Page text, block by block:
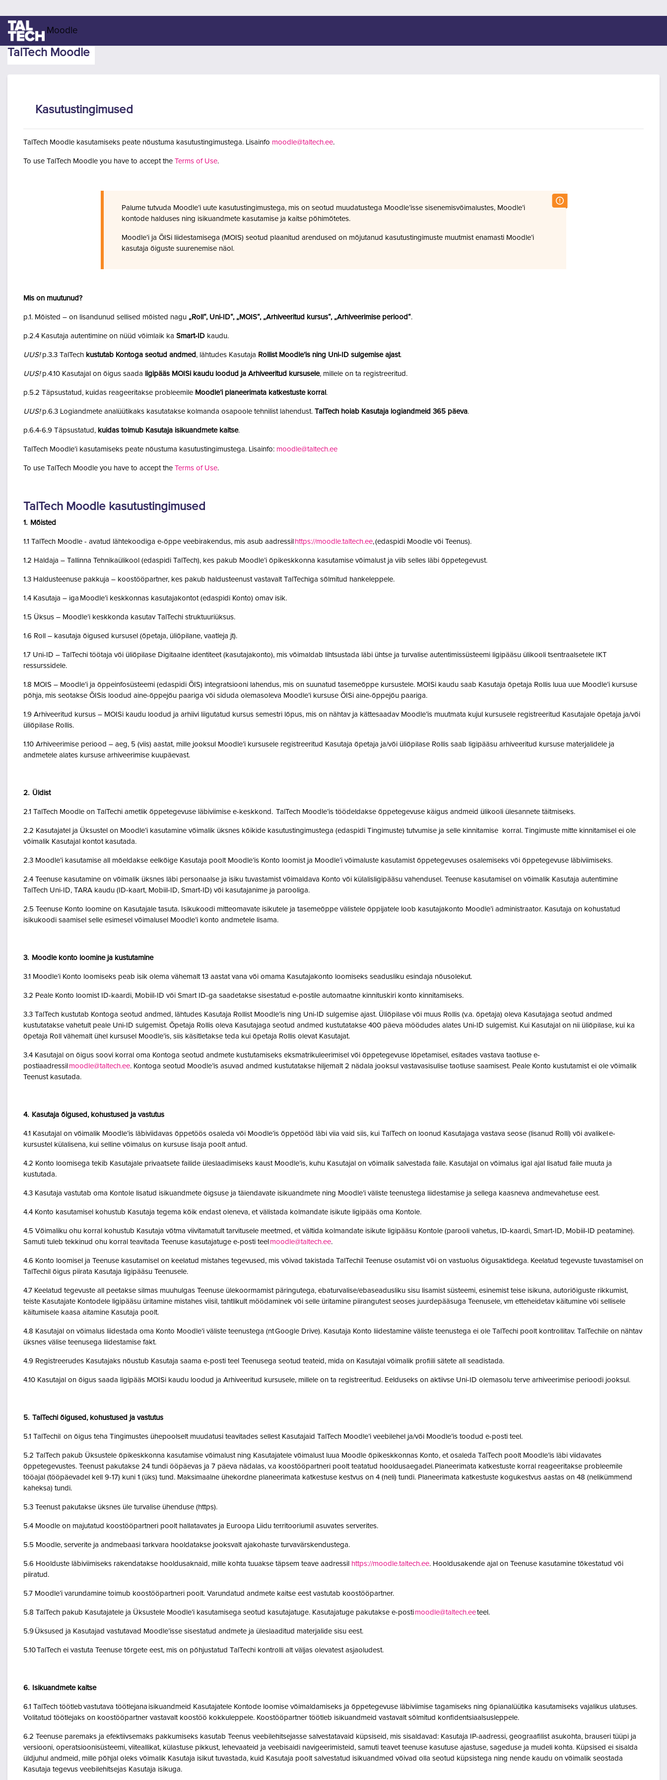
Moodle
TalTech Moodle
Kasutustingimused
TalTech Moodle kasutamiseks peate nõustuma kasutustingimustega. Lisainfo moodle@taltech.ee.
To use TalTech Moodle you have to accept the Terms of Use.
Palume tutvuda Moodle’i uute kasutustingimustega, mis on seotud muudatustega Moodle’isse sisenemisvõimalustes, Moodle’i
kontode halduses ning isikuandmete kasutamise ja kaitse põhimõtetes.
Moodle’i ja ÕISi liidestamisega (MOIS) seotud plaanitud arendused on mõjutanud kasutustingimuste muutmist enamasti Moodle’i
kasutaja õiguste suurenemise näol.
Mis on muutunud?
p.1. Mõisted – on lisandunud sellised mõisted nagu „Roll“, Uni-ID“, „MOIS“, „Arhiveeritud kursus“, „Arhiveerimise periood“.
p.2.4 Kasutaja autentimine on nüüd võimlaik ka Smart-ID kaudu.
UUS!p.3.3 TalTech kustutab Kontoga seotud andmed , lähtudes Kasutaja Rollist Moodle’is ning Uni-ID sulgemise ajast.
UUS!p.4.10 Kasutajal on õigus saada ligipääs MOISi kaudu loodud ja Arhiveeritud kursusele, millele on ta registreeritud.
p.5.2 Täpsustatud, kuidas reageeritakse probleemile Moodle’i planeerimata katkestuste korral .
UUS!p.6.3 Logiandmete analüütikaks kasutatakse kolmanda osapoole tehnilist lahendust. TalTech hoiab Kasutaja logiandmeid 365 päeva.
p.6.4-6.9 Täpsustatud, kuidas toimub Kasutaja isikuandmete kaitse.
TalTech Moodle’i kasutamiseks peate nõustuma kasutustingimustega. Lisainfo: moodle@taltech.ee
To use TalTech Moodle you have to accept the Terms of Use.
TalTech Moodle kasutustingimused
1. Mõisted
1.1 TalTech Moodle - avatud lähtekoodiga e-õppe veebirakendus, mis asub aadressil https://moodle.taltech.ee, (edaspidi Moodle või Teenus).
1.2 Haldaja – Tallinna Tehnikaülikool (edaspidi TalTech), kes pakub Moodle’i õpikeskkonna kasutamise võimalust ja viib selles läbi õppetegevust.
1.3 Haldusteenuse pakkuja – koostööpartner, kes pakub haldusteenust vastavalt TalTechiga sõlmitud hankeleppele.
1.4 Kasutaja – iga Moodle’i keskkonnas kasutajakontot (edaspidi Konto) omav isik.
1.5 Üksus – Moodle’i keskkonda kasutav TalTechi struktuuriüksus.
1.6 Roll – kasutaja õigused kursusel (õpetaja, üliõpilane, vaatleja jt).
1.7 Uni-ID – TalTechi töötaja või üliõpilase Digitaalne identiteet (kasutajakonto), mis võimaldab lihtsustada läbi ühtse ja turvalise autentimissüsteemi ligipääsu ülikooli tsentraalsetele IKT
ressurssidele.
1.8 MOIS – Moodle’i ja õppeinfosüsteemi (edaspidi ÕIS) integratsiooni lahendus, mis on suunatud tasemeõppe kursustele. MOISi kaudu saab Kasutaja õpetaja Rollis luua uue Moodle’i kursuse
põhja, mis seotakse ÕISis loodud aine-õppejõu paariga või siduda olemasoleva Moodle’i kursuse ÕISi aine-õppejõu paariga.
1.9 Arhiveeritud kursus – MOISi kaudu loodud ja arhiivi liigutatud kursus semestri lõpus, mis on nähtav ja kättesaadav Moodle’is muutmata kujul kursusele registreeritud Kasutajale õpetaja ja/või
üliõpilase Rollis.
1.10 Arhiveerimise periood – aeg, 5 (viis) aastat, mille jooksul Moodle’i kursusele registreeritud Kasutaja õpetaja ja/või üliõpilase Rollis saab ligipääsu arhiveeritud kursuse materjalidele ja
andmetele alates kursuse arhiveerimise kuupäevast.
2. Üldist
2.1 TalTech Moodle on TalTechi ametlik õppetegevuse läbiviimise e-keskkond. TalTech Moodle’is töödeldakse õppetegevuse käigus andmeid ülikooli ülesannete täitmiseks.
2.2 Kasutajatel ja Üksustel on Moodle’i kasutamine võimalik üksnes kõikide kasutustingimustega (edaspidi Tingimuste) tutvumise ja selle kinnitamise korral. Tingimuste mitte kinnitamisel ei ole
võimalik Kasutajal kontot kasutada.
2.3 Moodle’i kasutamise all mõeldakse eelkõige Kasutaja poolt Moodle’is Konto loomist ja Moodle’i võimaluste kasutamist õppetegevuses osalemiseks või õppetegevuse läbiviimiseks.
2.4 Teenuse kasutamine on võimalik üksnes läbi personaalse ja isiku tuvastamist võimaldava Konto või külalisligipääsu vahendusel. Teenuse kasutamisel on võimalik Kasutaja autentimine
TalTech Uni-ID, TARA kaudu (ID-kaart, Mobiil-ID, Smart-ID) või kasutajanime ja parooliga.
2.5 Teenuse Konto loomine on Kasutajale tasuta. Isikukoodi mitteomavate isikutele ja tasemeõppe välistele õppijatele loob kasutajakonto Moodle’i administraator. Kasutaja on kohustatud
isikukoodi saamisel selle esimesel võimalusel Moodle’i konto andmetele lisama.
3. Moodle konto loomine ja kustutamine
3.1 Moodle’i Konto loomiseks peab isik olema vähemalt 13 aastat vana või omama Kasutajakonto loomiseks seadusliku esindaja nõusolekut.
3.2 Peale Konto loomist ID-kaardi, Mobiil-ID või Smart ID-ga saadetakse sisestatud e-postile automaatne kinnituskiri konto kinnitamiseks.
3.3 TalTech kustutab Kontoga seotud andmed, lähtudes Kasutaja Rollist Moodle’is ning Uni-ID sulgemise ajast. Üliõpilase või muus Rollis (v.a. õpetaja) oleva Kasutajaga seotud andmed
kustutatakse vahetult peale Uni-ID sulgemist. Õpetaja Rollis oleva Kasutajaga seotud andmed kustutatakse 400 päeva möödudes alates Uni-ID sulgemist. Kui Kasutajal on nii üliõpilase, kui ka
õpetaja Roll vähemalt ühel kursusel Moodle’is, siis käsitletakse teda kui õpetaja Rollis olevat Kasutajat.
3.4 Kasutajal on õigus soovi korral oma Kontoga seotud andmete kustutamiseks eksmatrikuleerimisel või õppetegevuse lõpetamisel, esitades vastava taotluse e-
postiaadressil moodle@taltech.ee. Kontoga seotud Moodle’is asuvad andmed kustutatakse hiljemalt 2 nädala jooksul vastavasisulise taotluse saamisest. Peale Konto kustutamist ei ole võimalik
Teenust kasutada.
4. Kasutaja õigused, kohustused ja vastutus
4.1 Kasutajal on võimalik Moodle’is läbiviidavas õppetöös osaleda või Moodle’is õppetööd läbi viia vaid siis, kui TalTech on loonud Kasutajaga vastava seose (lisanud Rolli) või avalikel e-
kursustel külalisena, kui selline võimalus on kursuse lisaja poolt antud.
4.2 Konto loomisega tekib Kasutajale privaatsete failide üleslaadimiseks kaust Moodle’is, kuhu Kasutajal on võimalik salvestada faile. Kasutajal on võimalus igal ajal lisatud faile muuta ja
kustutada.
4.3 Kasutaja vastutab oma Kontole lisatud isikuandmete õigsuse ja täiendavate isikuandmete ning Moodle’i väliste teenustega liidestamise ja sellega kaasneva andmevahetuse eest.
4.4 Konto kasutamisel kohustub Kasutaja tegema kõik endast oleneva, et välistada kolmandate isikute ligipääs oma Kontole.
4.5 Võimaliku ohu korral kohustub Kasutaja võtma viivitamatult tarvitusele meetmed, et vältida kolmandate isikute ligipääsu Kontole (parooli vahetus, ID-kaardi, Smart-ID, Mobiil-ID peatamine).
Samuti tuleb tekkinud ohu korral teavitada Teenuse kasutajatuge e-posti teel moodle@taltech.ee.
4.6 Konto loomisel ja Teenuse kasutamisel on keelatud mistahes tegevused, mis võivad takistada TalTechil Teenuse osutamist või on vastuolus õigusaktidega. Keelatud tegevuste tuvastamisel on
TalTechil õigus piirata Kasutaja ligipääsu Teenusele.
4.7 Keelatud tegevuste all peetakse silmas muuhulgas Teenuse ülekoormamist päringutega, ebaturvalise/ebaseadusliku sisu lisamist süsteemi, esinemist teise isikuna, autoriõiguste rikkumist,
teiste Kasutajate Kontodele ligipääsu üritamine mistahes viisil, tahtlikult möödaminek või selle üritamine piirangutest seoses juurdepääsuga Teenusele, vm etteheidetav käitumine või sellisele
käitumisele kaasa aitamine Kasutaja poolt.
4.8 Kasutajal on võimalus liidestada oma Konto Moodle’i väliste teenustega (nt Google Drive). Kasutaja Konto liidestamine väliste teenustega ei ole TalTechi poolt kontrollitav. TalTechile on nähtav
üksnes välise teenusega liidestamise fakt.
4.9 Registreerudes Kasutajaks nõustub Kasutaja saama e-posti teel Teenusega seotud teateid, mida on Kasutajal võimalik profiili sätete all seadistada.
4.10 Kasutajal on õigus saada ligipääs MOISi kaudu loodud ja Arhiveeritud kursusele, millele on ta registreeritud. Eelduseks on aktiivse Uni-ID olemasolu terve arhiveerimise perioodi jooksul.
5. TalTechi õigused, kohustused ja vastutus
5.1 TalTechil on õigus teha Tingimustes ühepoolselt muudatusi teavitades sellest Kasutajaid TalTech Moodle’i veebilehel ja/või Moodle’is toodud e-posti teel.
5.2 TalTech pakub Üksustele õpikeskkonna kasutamise võimalust ning Kasutajatele võimalust luua Moodle õpikeskkonnas Konto, et osaleda TalTech poolt Moodle’is läbi viidavates
õppetegevustes. Teenust pakutakse 24 tundi ööpäevas ja 7 päeva nädalas, v.a koostööpartneri poolt teatatud hooldusaegadel. Planeerimata katkestuste korral reageeritakse probleemile
tööajal (tööpäevadel kell 9-17) kuni 1 (üks) tund. Maksimaalne ühekordne planeerimata katkestuse kestvus on 4 (neli) tundi. Planeerimata katkestuste kogukestvus aastas on 48 (nelikümmend
kaheksa) tundi.
5.3 Teenust pakutakse üksnes üle turvalise ühenduse (https).
5.4 Moodle on majutatud koostööpartneri poolt hallatavates ja Euroopa Liidu territooriumil asuvates serverites.
5.5 Moodle, serverite ja andmebaasi tarkvara hooldatakse jooksvalt ajakohaste turvavärskendustega.
5.6 Hoolduste läbiviimiseks rakendatakse hooldusaknaid, mille kohta tuuakse täpsem teave aadressil https://moodle.taltech.ee. Hooldusakende ajal on Teenuse kasutamine tõkestatud või
piiratud.
5.7 Moodle’i varundamine toimub koostööpartneri poolt. Varundatud andmete kaitse eest vastutab koostööpartner.
5.8 TalTech pakub Kasutajatele ja Üksustele Moodle’i kasutamisega seotud kasutajatuge. Kasutajatuge pakutakse e-posti moodle@taltech.eeteel.
5.9 Üksused ja Kasutajad vastutavad Moodle’isse sisestatud andmete ja üleslaaditud materjalide sisu eest.
5.10 TalTech ei vastuta Teenuse tõrgete eest, mis on põhjustatud TalTechi kontrolli alt väljas olevatest asjaoludest.
6. Isikuandmete kaitse
6.1 TalTech töötleb vastutava töötlejana isikuandmeid Kasutajatele Kontode loomise võimaldamiseks ja õppetegevuse läbiviimise tagamiseks ning õpianalüütika kasutamiseks vajalikus ulatuses.
Volitatud töötlejaks on koostööpartner vastavalt koostöö kokkuleppele. Koostööpartner töötleb isikuandmeid vastavalt sõlmitud konfidentsiaalsusleppele.
6.2 Teenuse paremaks ja efektiivsemaks pakkumiseks kasutab Teenus veebilehitsejasse salvestatavaid küpsiseid, mis sisaldavad: Kasutaja IP-aadressi, geograafilist asukohta, brauseri tüüpi ja
versiooni, operatsioonisüsteemi, viiteallikat, külastuse pikkust, lehevaateid ja veebisaidi navigeerimisteid, samuti teavet teenuse kasutuse ajastuse, sageduse ja mudeli kohta. Küpsised ei sisalda
üldjuhul andmeid, mille põhjal oleks võimalik Kasutaja isikut tuvastada, kuid Kasutaja poolt salvestatud isikuandmed võivad olla seotud küpsistega ning nende kaudu on võimalik seostada
Kasutaja tegevus veebilehitsejas Kasutaja isikuga.